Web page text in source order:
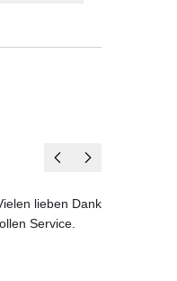
lieben Dank für das
Service.